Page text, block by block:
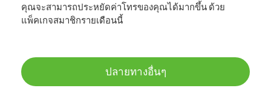
คุณจะสามารถประหยัดค่าโทรของคุณได้มากขึ้น ด้วย
แพ็คเกจสมาชิกรายเดือนนี้
ปลายทางอื่นๆ